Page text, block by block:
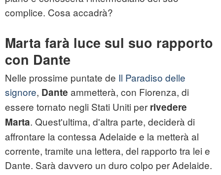
complice. Cosa accadrà?
Marta farà luce sul suo rapporto
con Dante
Nelle prossime puntate de Il Paradiso delle
signore, Dante ammetterà, con Fiorenza, di
essere tornato negli Stati Uniti per rivedere
Marta. Quest'ultima, d'altra parte, deciderà di
affrontare la contessa Adelaide e la metterà al
corrente, tramite una lettera, del rapporto tra lei e
Dante. Sarà davvero un duro colpo per Adelaide.